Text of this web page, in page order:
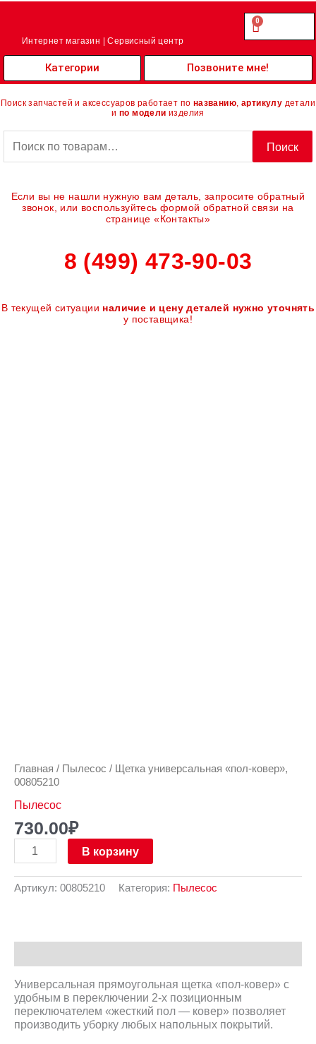
Перейти
Интернет магазин | Сервисный центр
0.00
0
Cart
Категории Позвоните мне!
Поиск запчастей и аксессуаров работает по названию артикулу детали
и по модели изделия
Поиск
Если вы не нашли нужную вам деталь, запросите обратный
звонок, или воспользуйтесь формой обратной связи на
странице «Контакты»
8 (499) 473-90-03
В текущей ситуации наличие и цену деталей нужно уточнять
у поставщика!
Главная / Пылесос / Щетка универсальная «пол-ковер»,
00805210
Пылесос
730.00₽
В корзину
Артикул: 00805210 Категория: Пылесос
Универсальная прямоугольная щетка «пол-ковер» с
удобным в переключении 2-х позиционным
переключателем «жесткий пол — ковер» позволяет
производить уборку любых напольных покрытий.